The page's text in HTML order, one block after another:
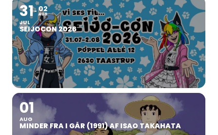
31
JUL
02
AUG
SEIJOCON 2026
01
AUG
MINDER FRA I GÅR (1991) AF ISAO TAKAHATA